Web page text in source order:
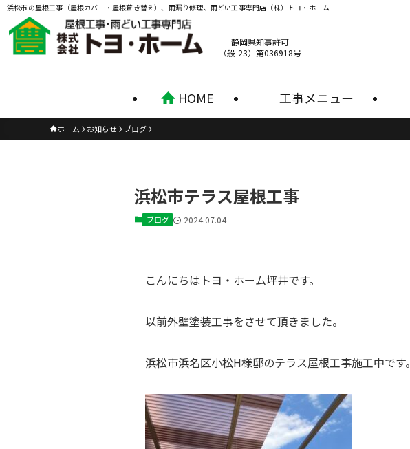
浜松市の屋根工事（屋根カバー・屋根葺き替え）、雨漏り修理、雨どい工事専門店（株）トヨ・ホーム
HOME 工事メニュー
静岡県知事許可
（般-23）第036918号
ホーム お知らせ ブログ
浜松市テラス屋根工事
ブログ 2024.07.04
こんにちはトヨ・ホーム坪井です。
以前外壁塗装工事をさせて頂きました。
浜松市浜名区小松H様邸のテラス屋根工事施工中です。